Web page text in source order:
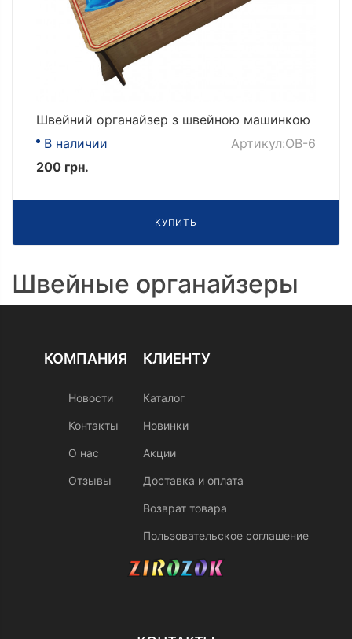
Швейний органайзер з швейною машинкою
В наличии
Артикул:OB-6
200 грн.
КУПИТЬ
Швейные органайзеры
КОМПАНИЯ
Новости
Контакты
О нас
Отзывы
КЛИЕНТУ
Каталог
Новинки
Акции
Доставка и оплата
Возврат товара
Пользовательское соглашение